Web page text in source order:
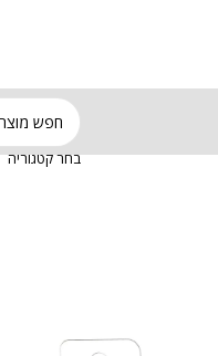
בחר קטגוריה